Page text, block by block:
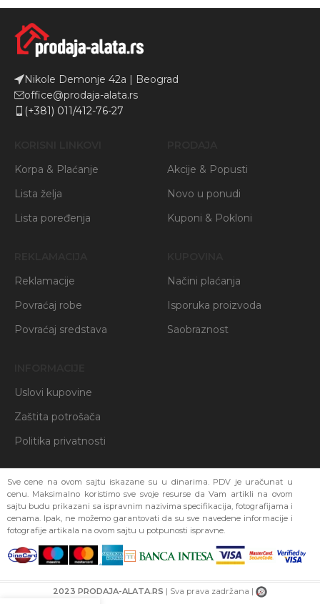
Nikole Demonje 42a | Beograd
office@prodaja-alata.rs
(+381) 011/412-76-27
Korpa & Plaćanje
Lista želja
Lista poređenja
Akcije & Popusti
Novo u ponudi
Kuponi & Pokloni
Reklamacije
Povraćaj robe
Povraćaj sredstava
Načini plaćanja
Isporuka proizvoda
Saobraznost
Uslovi kupovine
Zaštita potrošača
Politika privatnosti
Sve cene na ovom sajtu iskazane su u dinarima. PDV je uračunat u
cenu. Maksimalno koristimo sve svoje resurse da Vam artikli na ovom
sajtu budu prikazani sa ispravnim nazivima specifikacija, fotografijama i
cenama. Ipak, ne možemo garantovati da su sve navedene informacije i
fotografije artikala na ovom sajtu u potpunosti ispravne.
2023 PRODAJA-ALATA.RS | Sva prava zadržana |